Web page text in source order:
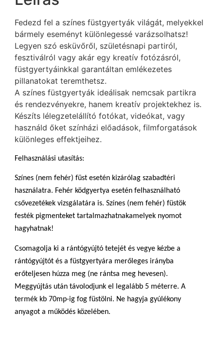
Fedezd fel a színes füstgyertyák világát, melyekkel
bármely eseményt különlegessé varázsolhatsz!
Legyen szó esküvőről, születésnapi partiról,
fesztiválról vagy akár egy kreatív fotózásról,
füstgyertyáinkkal garantáltan emlékezetes
pillanatokat teremthetsz.
A színes füstgyertyák ideálisak nemcsak partikra
és rendezvényekre, hanem kreatív projektekhez is.
Készíts lélegzetelállító fotókat, videókat, vagy
használd őket színházi előadások, filmforgatások
különleges effektjeihez.
Felhasználási utasítás:
Színes (nem fehér) füst esetén kizárólag szabadtéri
használatra. Fehér ködgyertya esetén felhasználható
csővezetékek vizsgálatára is. Színes (nem fehér) füstök
festék pigmenteket tartalmazhatnakamelyek nyomot
hagyhatnak!
Csomagolja ki a rántógyújtó tetejét és vegye kézbe a
rántógyújtót és a füstgyertyára merőleges irányba
erőteljesen húzza meg (ne rántsa meg hevesen).
Meggyújtás után távolodjunk el legalább 5 méterre. A
termék kb 70mp-ig fog füstölni. Ne hagyja gyúlékony
anyagot a működés közelében.